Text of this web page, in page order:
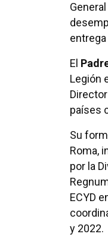
El
Legión
países
Su
Roma,
por la
ECYD
y 2022.